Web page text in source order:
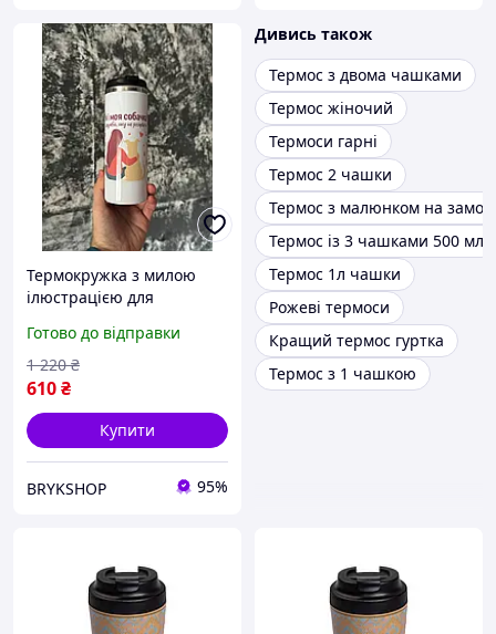
Термокружка з милою
ілюстрацією для
ідеальний подарунок для
власниці улюбленця
Готово до відправки
610₴
1 220 ₴
Купити
BRYKSHOP 95%
Дивись також
Термос з двома чашками
Термос жіночий
Термоси гарні
Термос 2 чашки
Термос з малюнком на
Термос із 3 чашками 500 мл
Термос 1л чашки
Рожеві термоси
Кращий термос гуртка
Термос з 1 чашкою